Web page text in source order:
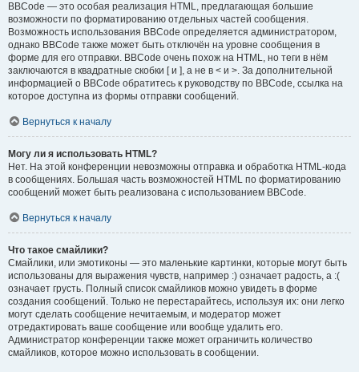
BBCode — это особая реализация HTML, предлагающая большие
возможности по форматированию отдельных частей сообщения.
Возможность использования BBCode определяется администратором,
однако BBCode также может быть отключён на уровне сообщения в
форме для его отправки. BBCode очень похож на HTML, но теги в нём
заключаются в квадратные скобки [ и ], а не в < и >. За дополнительной
информацией о BBCode обратитесь к руководству по BBCode, ссылка на
которое доступна из формы отправки сообщений.
Вернуться к началу
Могу ли я использовать HTML?
Нет. На этой конференции невозможны отправка и обработка HTML-кода
в сообщениях. Большая часть возможностей HTML по форматированию
сообщений может быть реализована с использованием BBCode.
Вернуться к началу
Что такое смайлики?
Смайлики, или эмотиконы — это маленькие картинки, которые могут быть
использованы для выражения чувств, например :) означает радость, а :(
означает грусть. Полный список смайликов можно увидеть в форме
создания сообщений. Только не перестарайтесь, используя их: они легко
могут сделать сообщение нечитаемым, и модератор может
отредактировать ваше сообщение или вообще удалить его.
Администратор конференции также может ограничить количество
смайликов, которое можно использовать в сообщении.